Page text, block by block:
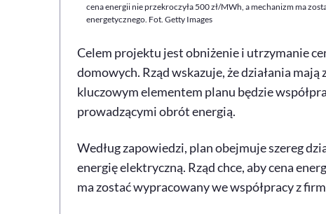
cena energii nie przekroczyła 500 zł/MWh, a mechanizm ma
energetycznego. Fot. Getty Images
Celem projektu jest obniżenie i utrzymanie
domowych. Rząd wskazuje, że działania
kluczowym elementem planu będzie
prowadzącymi obrót energią.
Według zapowiedzi, plan obejmuje szereg
energię elektryczną. Rząd chce, aby cena
ma zostać wypracowany we współpracy z